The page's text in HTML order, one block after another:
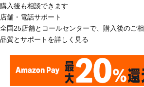
購入後も相談できます
店舗・電話サポート
全国25店舗とコールセンターで、購入後のご
品質とサポートを詳しく見る